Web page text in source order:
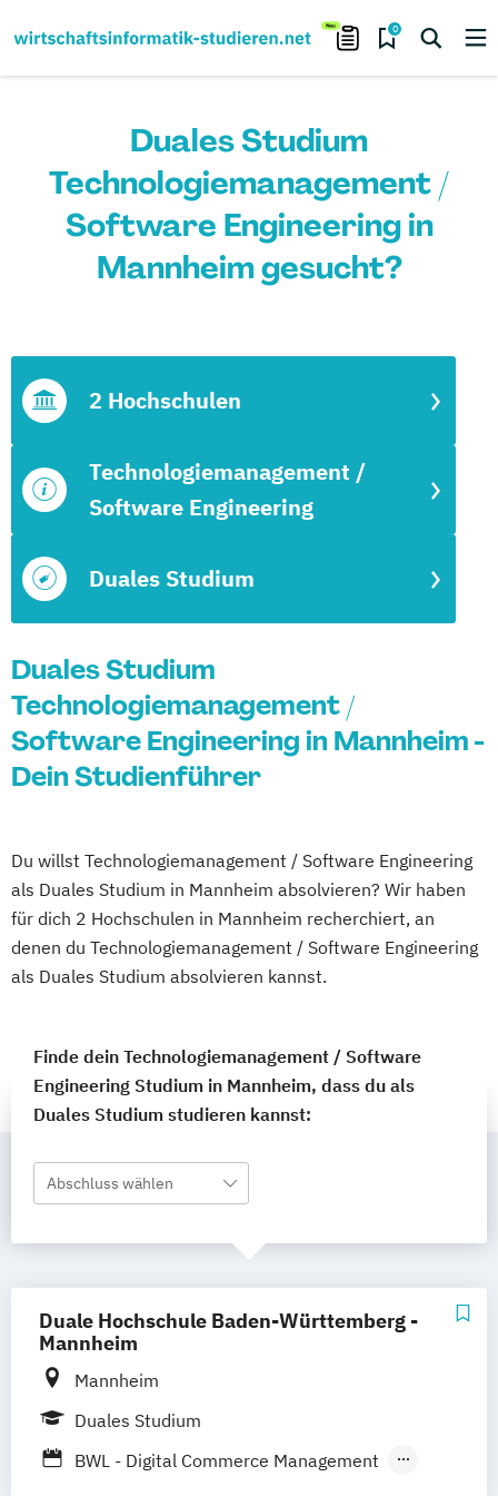
0
Duales Studium
Technologiemanagement /
Software Engineering in
Mannheim gesucht?
Duales Studium
Technologiemanagement /
Software Engineering
2 Hochschulen
Duales Studium
Technologiemanagement /
Software Engineering in Mannheim -
Dein Studienführer
Du willst Technologiemanagement / Software Engineering
als Duales Studium in Mannheim absolvieren? Wir haben
für dich 2 Hochschulen in Mannheim recherchiert, an
denen du Technologiemanagement / Software Engineering
als Duales Studium absolvieren kannst.
Finde dein Technologiemanagement / Software
Engineering Studium in Mannheim, dass du als
Duales Studium studieren kannst:
Abschluss wählen
Duale Hochschule Baden-Württemberg -
Mannheim
Mannheim
Duales Studium
BWL - Digital Commerce Management